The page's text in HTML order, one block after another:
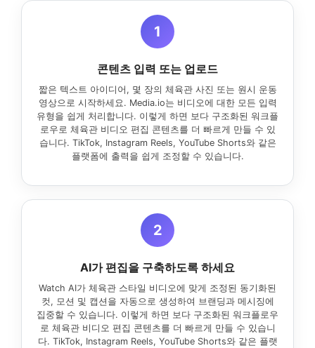
1
콘텐츠 입력 또는 업로드
짧은 텍스트 아이디어, 몇 장의 체육관 사진 또는 원시 운동
영상으로 시작하세요. Media.io는 비디오에 대한 모든 입력
유형을 쉽게 처리합니다. 이렇게 하면 보다 구조화된 워크플
로우로 체육관 비디오 편집 콘텐츠를 더 빠르게 만들 수 있
습니다. TikTok, Instagram Reels, YouTube Shorts와 같은
플랫폼에 출력을 쉽게 조정할 수 있습니다.
2
AI가 편집을 구축하도록 하세요
Watch AI가 체육관 스타일 비디오에 맞게 조정된 동기화된
컷, 모션 및 캡션을 자동으로 생성하여 브랜딩과 메시징에
집중할 수 있습니다. 이렇게 하면 보다 구조화된 워크플로우
로 체육관 비디오 편집 콘텐츠를 더 빠르게 만들 수 있습니
다. TikTok, Instagram Reels, YouTube Shorts와 같은 플랫